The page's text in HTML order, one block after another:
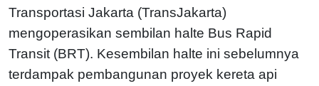
Transportasi Jakarta (TransJakarta)
mengoperasikan sembilan halte Bus Rapid
Transit (BRT). Kesembilan halte ini sebelumnya
terdampak pembangunan proyek kereta api